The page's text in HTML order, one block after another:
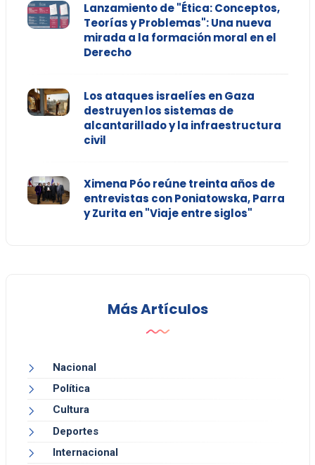
Lanzamiento de "Ética: Conceptos,
Teorías y Problemas": Una nueva
mirada a la formación moral en el
Derecho
Los ataques israelíes en Gaza
destruyen los sistemas de
alcantarillado y la infraestructura
civil
Ximena Póo reúne treinta años de
entrevistas con Poniatowska, Parra
y Zurita en "Viaje entre siglos"
Más Artículos
Nacional
Política
Cultura
Deportes
Internacional